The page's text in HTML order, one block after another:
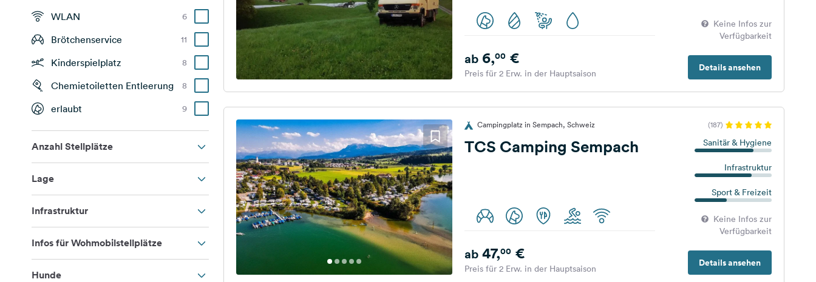
WLAN 6
Brötchenservice 11
Kinderspielplatz 8
Chemietoiletten Entleerung 8
erlaubt 9
Anzahl Stellplätze
Lage
Infrastruktur
Infos für Wohmobilstellplätze
Hunde
Keine Infos zur
Verfügbarkeit
Details ansehen
ab6,00€
Preis für 2 Erw. in der Hauptsaison
Campingplatz in Sempach, Schweiz (187)
TCS Camping Sempach Sanitär & Hygiene
Infrastruktur
Sport & Freizeit
Keine Infos zur
Verfügbarkeit
Details ansehen
ab47,00€
Preis für 2 Erw. in der Hauptsaison